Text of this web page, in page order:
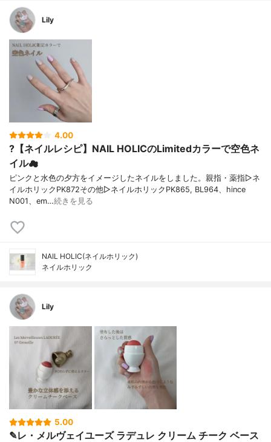
Lily
4.00
?【ネイルレシピ】NAIL HOLICのLimitedカラーで空色ネ
イル☁
ピンクと水色の夕方をイメージしたネイルをしました。親指・薬指▷ネ
イルホリックPK872その他▷ネイルホリックPK865, BL964、hince
N001、em…続きを見る
NAIL HOLIC(ネイルホリック)
ネイルホリック
Lily
5.00
✎レ・メルヴェイユーズ ラデュレ クリーム チーク ベース